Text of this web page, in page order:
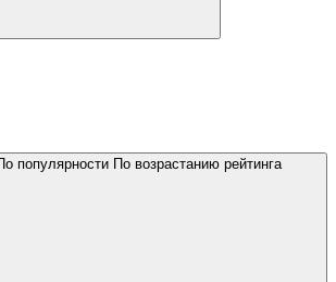
популярности По возрастанию рейтинга